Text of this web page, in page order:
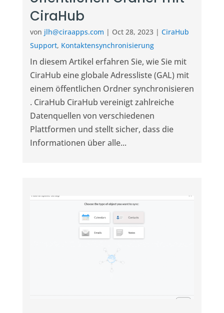
CiraHub
von jlh@ciraapps.com | Oct 28, 2023| CiraHub
Support, Kontaktensynchronisierung
In diesem Artikel erfahren Sie, wie Sie mit
CiraHub eine globale Adressliste (GAL) mit
einem öffentlichen Ordner synchronisieren
. CiraHub CiraHub vereinigt zahlreiche
Datenquellen von verschiedenen
Plattformen und stellt sicher, dass die
Informationen über alle...